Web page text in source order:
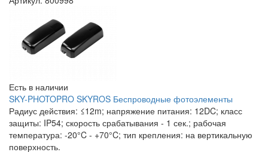
Есть в наличии
SKY-PHOTOPRO SKYROS Беспроводные фотоэлементы
Радиус действия: ≤12m; напряжение питания: 12DC; класс
защиты: IP54; скорость срабатывания - 1 сек.; рабочая
температура: -20°C - +70°C; тип крепления: на вертикальную
поверхность.